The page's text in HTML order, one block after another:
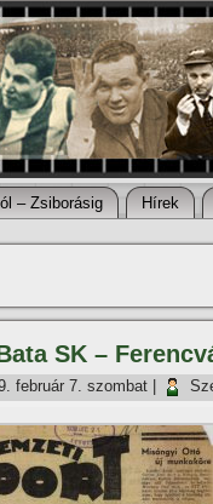
– Zsiborásig Hí­rek
SK –
február 7. szombat